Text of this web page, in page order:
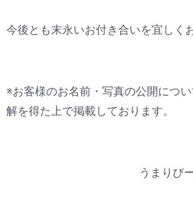
今後とも末永いお付き合いを宜しく
※お客様のお名前・写真の公開につ
解を得た上で掲載しております。
うまりび